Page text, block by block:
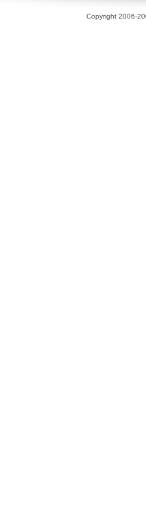
Copyright 2006-